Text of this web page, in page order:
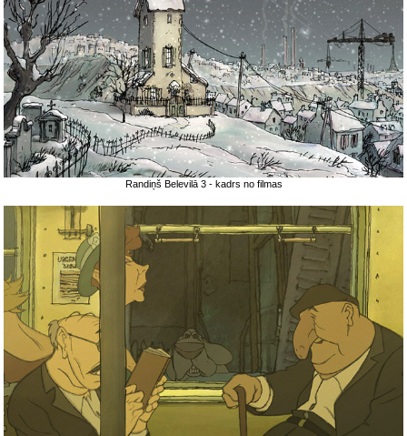
Randiņš Belevilā 3 - kadrs no filmas